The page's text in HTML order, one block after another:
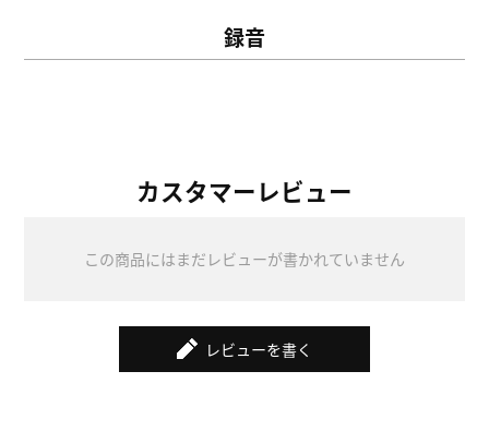
録音
カスタマーレビュー
この商品にはまだレビューが書かれていません
レビューを書く